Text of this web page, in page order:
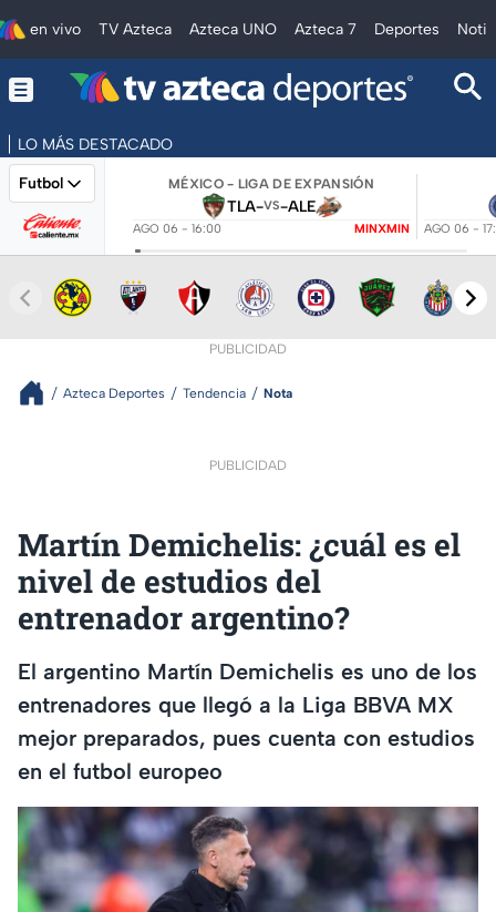
en vivo TV Azteca Azteca UNO Azteca 7 Deportes
LO MÁS DESTACADO
Futbol MÉXICO - LIGA DE EXPANSIÓN
TLA-VS-ALE
AGO 06 - 16:00 MINXMIN AGO 06 -
PUBLICIDAD
Azteca Deportes Tendencia Nota
PUBLICIDAD
Martín Demichelis: ¿cuál es el
nivel de estudios del
entrenador argentino?
El argentino Martín Demichelis es uno de los
entrenadores que llegó a la Liga BBVA MX
mejor preparados, pues cuenta con estudios
en el futbol europeo